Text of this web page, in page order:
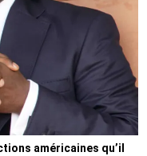
américaines qu’il